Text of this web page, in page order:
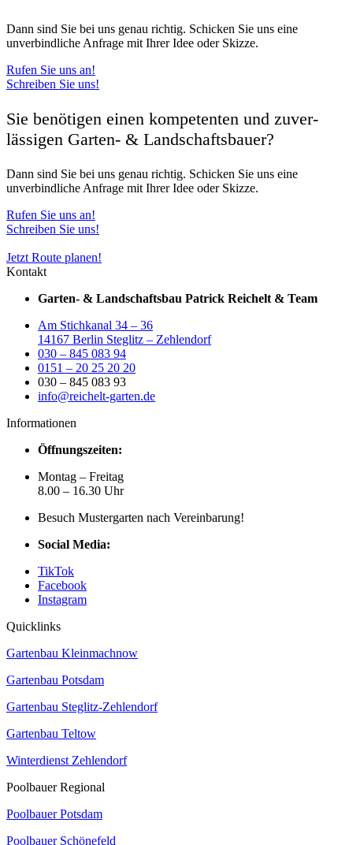
Dann sind Sie bei uns genau richtig. Schicken Sie uns eine
unverbindliche Anfrage mit Ihrer Idee oder Skizze.
Rufen Sie uns an!
Schreiben Sie uns!
Sie benötigen einen kompetenten und zuver­
lässigen Garten- & Land­schafts­bauer?
Dann sind Sie bei uns genau richtig. Schicken Sie uns eine
unverbindliche Anfrage mit Ihrer Idee oder Skizze.
Rufen Sie uns an!
Schreiben Sie uns!
Jetzt Route planen!
Kontakt
Garten- & Landschaftsbau Patrick Reichelt & Team
Am Stichkanal 34 – 36
14167 Berlin Steglitz – Zehlendorf
030 – 845 083 94
0151 – 20 25 20 20
030 – 845 083 93
info@reichelt-garten.de
Informationen
Öffnungszeiten:
Montag – Freitag
8.00 – 16.30 Uhr
Besuch Mustergarten nach Vereinbarung!
Social Media:
TikTok
Facebook
Instagram
Quicklinks
Gartenbau Kleinmachnow
Gartenbau Potsdam
Gartenbau Steglitz-Zehlendorf
Gartenbau Teltow
Winterdienst Zehlendorf
Poolbauer Regional
Poolbauer Potsdam
Poolbauer Schönefeld